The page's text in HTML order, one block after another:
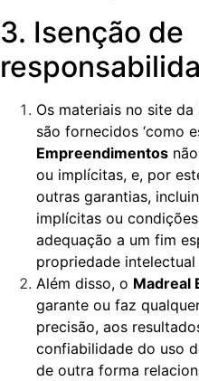
3. Isenção de
Os materiais no site da
são fornecidos ‘como
Empreendimentos
ou implícitas, e, por
outras garantias,
implícitas ou
adequação a um fim
propriedade
Além disso, o Madreal
garante ou faz
precisão, aos
confiabilidade do uso
de outra forma